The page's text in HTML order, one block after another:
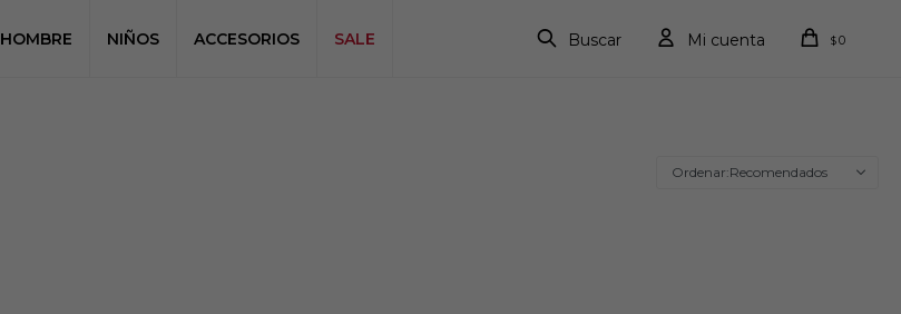
HOMBRE NIÑOS ACCESORIOS SALE $0
Recomendados